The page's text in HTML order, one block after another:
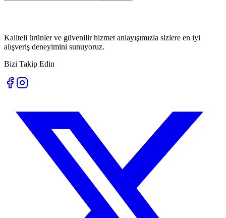
Kaliteli ürünler ve güvenilir hizmet anlayışımızla sizlere en iyi
alışveriş deneyimini sunuyoruz.
Bizi Takip Edin